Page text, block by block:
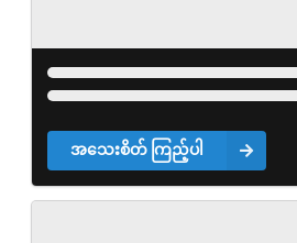
အသေးစိတ် ကြည့်ပါ